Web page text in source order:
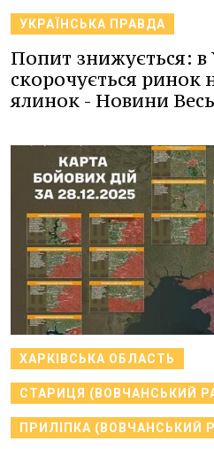
УКРАЇНСЬКА ПРАВДА
Попит знижується: в
скорочується ринок
ялинок - Новини
ХАРКІВСЬКА ОБЛАСТЬ
СТАРИЦЯ (ВОВЧАНСЬКИЙ
ПРИЛІПКА (ВОВЧАНСЬКИЙ